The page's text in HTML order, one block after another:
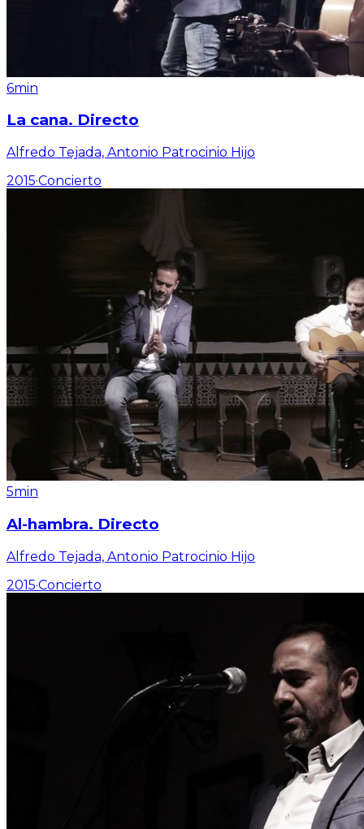
6min
La cana. Directo
Alfredo Tejada, Antonio Patrocinio Hijo
2015·Concierto
5min
Al-hambra. Directo
Alfredo Tejada, Antonio Patrocinio Hijo
2015·Concierto